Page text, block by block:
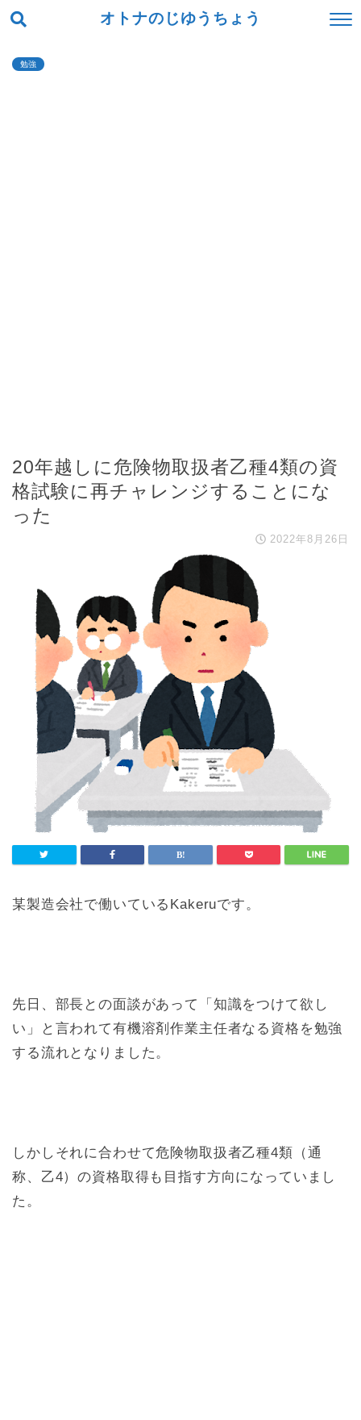
オトナのじゆうちょう
勉強
20年越しに危険物取扱者乙種4類の資
格試験に再チャレンジすることにな
った
2022年8月26日
某製造会社で働いているKakeruです。
先日、部長との面談があって「知識をつけて欲し
い」と言われて有機溶剤作業主任者なる資格を勉強
する流れとなりました。
しかしそれに合わせて危険物取扱者乙種4類（通
称、乙4）の資格取得も目指す方向になっていまし
た。